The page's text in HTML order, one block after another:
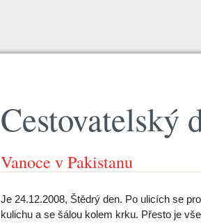
Cestovatelský
Vanoce v Pakistanu
Je 24.12.2008, Štědrý den. Po ulicích se
kulichu a se šálou kolem krku. Přesto je